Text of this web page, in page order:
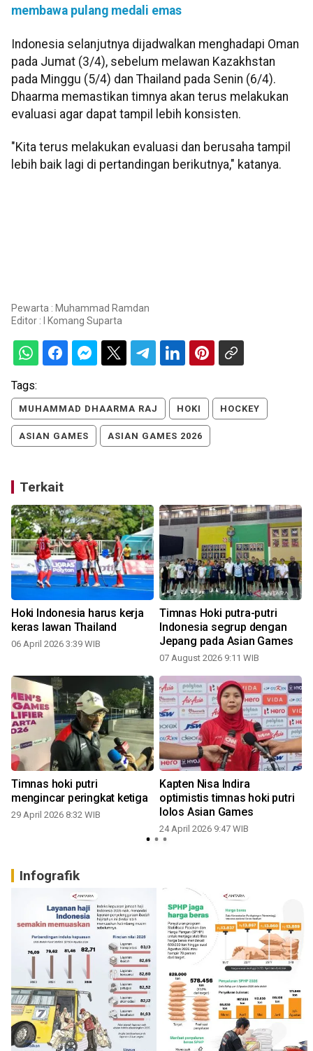
membawa pulang medali emas
Indonesia selanjutnya dijadwalkan menghadapi Oman
pada Jumat (3/4), sebelum melawan Kazakhstan
pada Minggu (5/4) dan Thailand pada Senin (6/4).
Dhaarma memastikan timnya akan terus melakukan
evaluasi agar dapat tampil lebih konsisten.
"Kita terus melakukan evaluasi dan berusaha tampil
lebih baik lagi di pertandingan berikutnya," katanya.
Pewarta : Muhammad Ramdan
Editor :
I Komang Suparta
Tags:
MUHAMMAD DHAARMA RAJ HOKI HOCKEY
ASIAN GAMES ASIAN GAMES 2026
Terkait
Hoki Indonesia harus kerja
keras lawan Thailand
06 April 2026 3:39 WIB
Timnas Hoki putra-putri
Indonesia segrup dengan
Jepang pada Asian Games
07 August 2026 9:11 WIB
Timnas hoki putri
mengincar peringkat ketiga
29 April 2026 8:32 WIB
Kapten Nisa Indira
optimistis timnas hoki putri
lolos Asian Games
24 April 2026 9:47 WIB
Infografik